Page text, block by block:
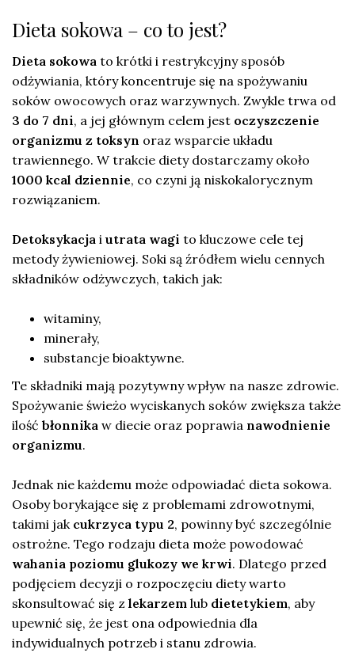
Dieta sokowa – co to jest?
Dieta sokowa to krótki i restrykcyjny sposób
odżywiania, który koncentruje się na spożywaniu
soków owocowych oraz warzywnych. Zwykle trwa od
3 do 7 dni, a jej głównym celem jest oczyszczenie
organizmu z toksyn oraz wsparcie układu
trawiennego. W trakcie diety dostarczamy około
1000 kcal dziennie, co czyni ją niskokalorycznym
rozwiązaniem.
Detoksykacja i utrata wagi to kluczowe cele tej
metody żywieniowej. Soki są źródłem wielu cennych
składników odżywczych, takich jak:
witaminy,
minerały,
substancje bioaktywne.
Te składniki mają pozytywny wpływ na nasze zdrowie.
Spożywanie świeżo wyciskanych soków zwiększa także
ilość błonnika w diecie oraz poprawia nawodnienie
organizmu.
Jednak nie każdemu może odpowiadać dieta sokowa.
Osoby borykające się z problemami zdrowotnymi,
takimi jak cukrzyca typu 2, powinny być szczególnie
ostrożne. Tego rodzaju dieta może powodować
wahania poziomu glukozy we krwi. Dlatego przed
podjęciem decyzji o rozpoczęciu diety warto
skonsultować się z lekarzem lub dietetykiem, aby
upewnić się, że jest ona odpowiednia dla
indywidualnych potrzeb i stanu zdrowia.